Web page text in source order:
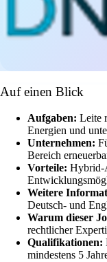
Auf einen Blick
Aufgaben: Leite
Energien und
Unternehmen:
Bereich
Vorteile: Hybrid-
Weitere
Deutsch- und
Warum dieser
rechtlicher
Qualifikationen:
mindestens 5